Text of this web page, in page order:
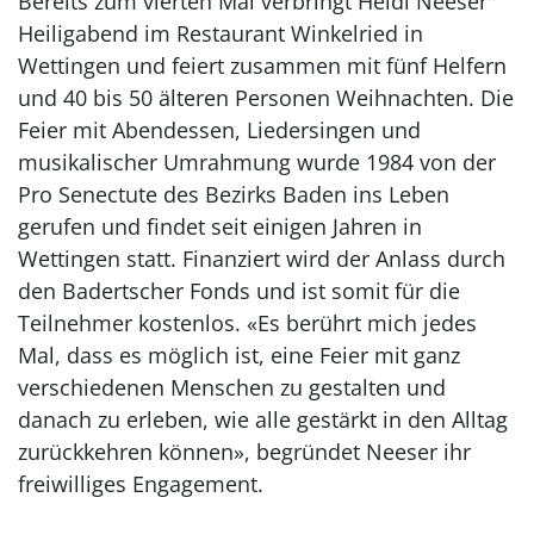
Heiligabend im Restaurant Winkelried in
Wettingen und feiert zusammen mit fünf Helfern
und 40 bis 50 älteren Personen Weihnachten. Die
Feier mit Abendessen, Liedersingen und
musikalischer Umrahmung wurde 1984 von der
Pro Senectute des Bezirks Baden ins Leben
gerufen und findet seit einigen Jahren in
Wettingen statt. Finanziert wird der Anlass durch
den Badertscher Fonds und ist somit für die
Teilnehmer kostenlos. «Es berührt mich jedes
Mal, dass es möglich ist, eine Feier mit ganz
verschiedenen Menschen zu gestalten und
danach zu erleben, wie alle gestärkt in den Alltag
zurückkehren können», begründet Neeser ihr
freiwilliges Engagement.